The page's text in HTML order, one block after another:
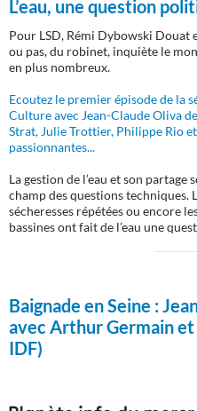
L’eau, une question
Pour LSD, Rémi Dybowski Douat
ou pas, du robinet, inquiète le
en plus nombreux.
Ecoutez le premier épisode de la
Culture avec Jean-Claude Oliva
Strat, Julie Trottier, Philippe Rio
passionnantes...
La gestion de l’eau et son
champ des questions techniques.
sécheresses répétées ou encore
bassines ont fait de l’eau une
Baignade en Seine :
avec Arthur Germain
IDF)